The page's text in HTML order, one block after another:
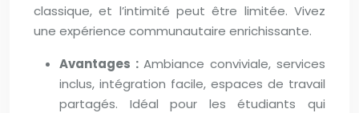
classique, et l’intimité peut être limitée. Vivez
une expérience communautaire enrichissante.
Avantages : Ambiance conviviale, services
inclus, intégration facile, espaces de travail
partagés. Idéal pour les étudiants qui